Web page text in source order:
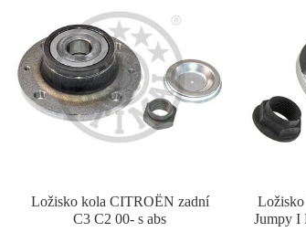
Ložisko kola CITROËN zadní
C3 C2 00- s abs
Jumpy I